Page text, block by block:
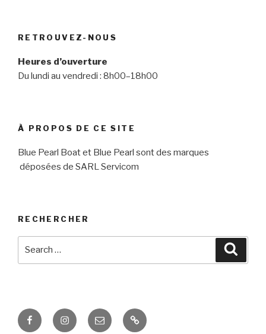
RETROUVEZ-NOUS
Heures d’ouverture
Du lundi au vendredi : 8h00–18h00
À PROPOS DE CE SITE
Blue Pearl Boat et Blue Pearl sont des marques
déposées de SARL Servicom
RECHERCHER
FacebookInstagram
E-
mail
Pinterest